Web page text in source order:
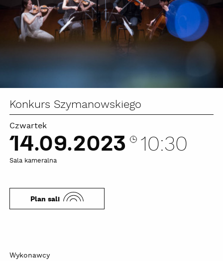
Konkurs Szymanowskiego
Czwartek
14.09.2023 10:30
Sala kameralna
Plan sali
Wykonawcy